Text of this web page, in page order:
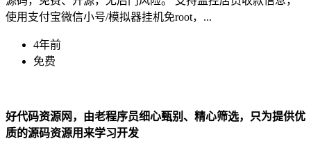
使用支付宝微信小号/模拟器挂机免root，...
4年前
免费
好代码资源网，由老程序员细心甄别、精心筛选，只为提供优
质的源码资源用来学习开发